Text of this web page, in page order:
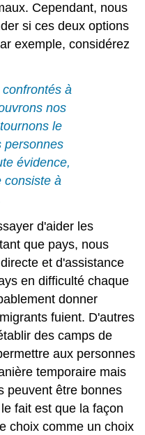
Cependant, nous
si ces deux options
exemple, considérez
à
nos
le
personnes
évidence,
consiste à
d'aider les
que pays, nous
et d'assistance
en difficulté chaque
donner
fuient. D'autres
des camps de
aux personnes
temporaire mais
peuvent être bonnes
fait est que la façon
choix comme un choix